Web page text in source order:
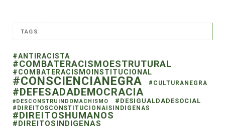
TAGS
#ANTIRACISTA
#COMBATERACISMOESTRUTURAL
#COMBATERACISMOINSTITUCIONAL
#CONSCIENCIANEGRA #CULTURANEGRA
#DEFESADADEMOCRACIA
#DESCONSTRUINDOMACHISMO #DESIGUALDADESOCIAL
#DIREITOSCONSTITUCIONAISINDIGENAS
#DIREITOSHUMANOS
#DIREITOSINDIGENAS